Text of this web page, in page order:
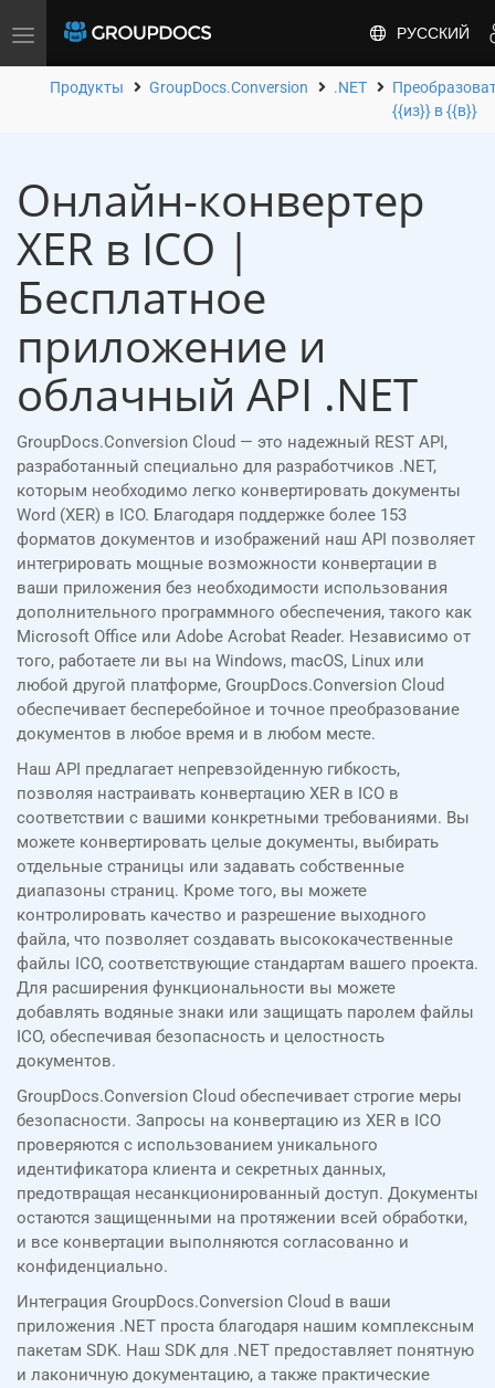
Toggle
РУССКИЙ
Продукты GroupDocs.Conversion .NET
{{из}} в {{в}}
Онлайн-конвертер
XER в ICO |
Бесплатное
приложение и
облачный API .NET
GroupDocs.Conversion Cloud — это надежный REST API,
разработанный специально для разработчиков .NET,
которым необходимо легко конвертировать документы
Word (XER) в ICO. Благодаря поддержке более 153
форматов документов и изображений наш API позволяет
интегрировать мощные возможности конвертации в
ваши приложения без необходимости использования
дополнительного программного обеспечения, такого как
Microsoft Office или Adobe Acrobat Reader. Независимо от
того, работаете ли вы на Windows, macOS, Linux или
любой другой платформе, GroupDocs.Conversion Cloud
обеспечивает бесперебойное и точное преобразование
документов в любое время и в любом месте.
Наш API предлагает непревзойденную гибкость,
позволяя настраивать конвертацию XER в ICO в
соответствии с вашими конкретными требованиями. Вы
можете конвертировать целые документы, выбирать
отдельные страницы или задавать собственные
диапазоны страниц. Кроме того, вы можете
контролировать качество и разрешение выходного
файла, что позволяет создавать высококачественные
файлы ICO, соответствующие стандартам вашего проекта.
Для расширения функциональности вы можете
добавлять водяные знаки или защищать паролем файлы
ICO, обеспечивая безопасность и целостность
документов.
GroupDocs.Conversion Cloud обеспечивает строгие меры
безопасности. Запросы на конвертацию из XER в ICO
проверяются с использованием уникального
идентификатора клиента и секретных данных,
предотвращая несанкционированный доступ. Документы
остаются защищенными на протяжении всей обработки,
и все конвертации выполняются согласованно и
конфиденциально.
Интеграция GroupDocs.Conversion Cloud в ваши
приложения .NET проста благодаря нашим комплексным
пакетам SDK. Наш SDK для .NET предоставляет понятную
и лаконичную документацию, а также практические